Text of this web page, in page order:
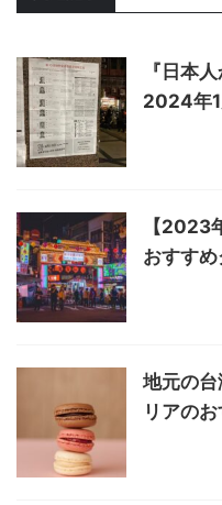
『日本
2024年1
【2023
おすす
地元の
リアの